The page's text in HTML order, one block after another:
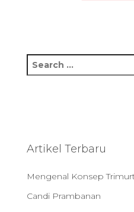
e
o
:
Artikel Terbaru
Mengenal Konsep
Candi Prambanan